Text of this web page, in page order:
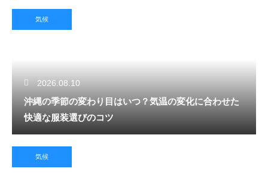
気候
2026.08.10
沖縄の季節の変わり目はいつ？気温の変化に合わせた
快適な服装選びのコツ
気候